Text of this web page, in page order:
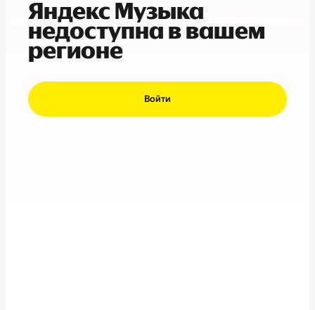
Яндекс Музыка
недоступна в вашем
регионе
Войти